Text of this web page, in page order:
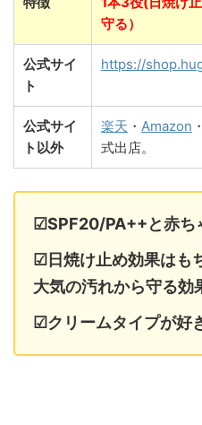
守る）
公式サイ
ト
https://
公式サイ
ト以外
楽天 ・ Amazon ・
式出店。
☑SPF20/PA++と赤ち
☑日焼け止め効果はも
大気の汚れから守る効
☑クリームタイプが好